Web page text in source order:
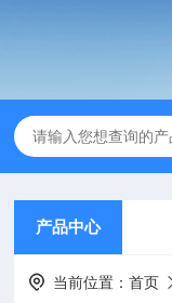
产品中心
当前位置：首页